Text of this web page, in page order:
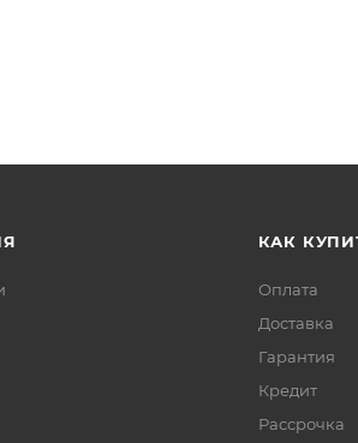
КАК
Оплата
Доставка
Гарантия
Кредит
Рассрочка